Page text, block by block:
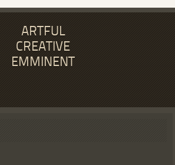
ARTFUL
CREATIVE
EMMINENT